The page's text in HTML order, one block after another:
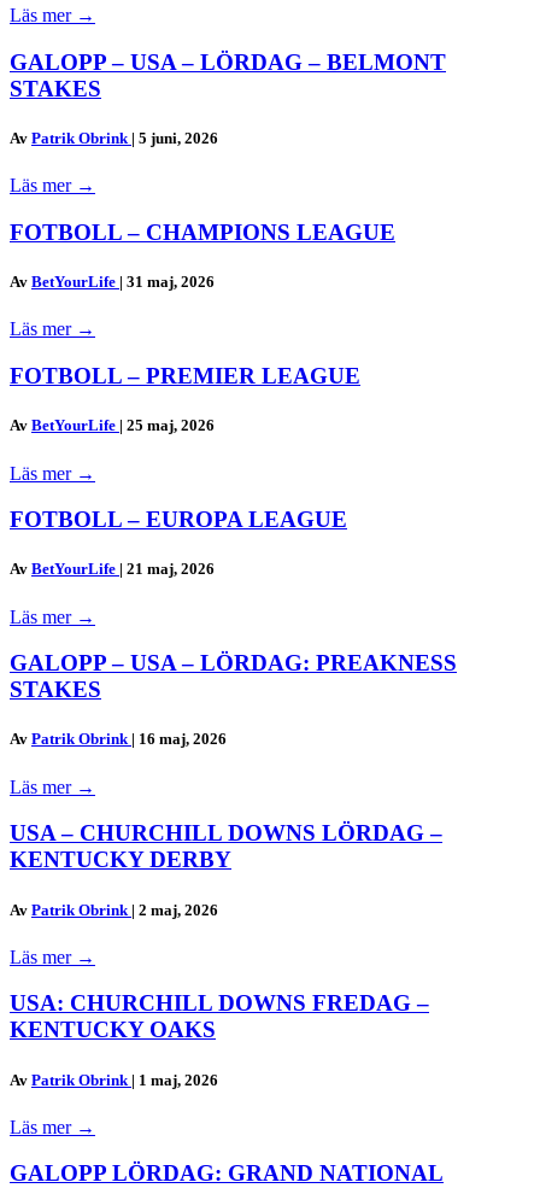
Läs mer →
GALOPP – USA – LÖRDAG – BELMONT
STAKES
Av Patrik Obrink | 5 juni, 2026
Läs mer →
FOTBOLL – CHAMPIONS LEAGUE
Av BetYourLife | 31 maj, 2026
Läs mer →
FOTBOLL – PREMIER LEAGUE
Av BetYourLife | 25 maj, 2026
Läs mer →
FOTBOLL – EUROPA LEAGUE
Av BetYourLife | 21 maj, 2026
Läs mer →
GALOPP – USA – LÖRDAG: PREAKNESS
STAKES
Av Patrik Obrink | 16 maj, 2026
Läs mer →
USA – CHURCHILL DOWNS LÖRDAG –
KENTUCKY DERBY
Av Patrik Obrink | 2 maj, 2026
Läs mer →
USA: CHURCHILL DOWNS FREDAG –
KENTUCKY OAKS
Av Patrik Obrink | 1 maj, 2026
Läs mer →
GALOPP LÖRDAG: GRAND NATIONAL